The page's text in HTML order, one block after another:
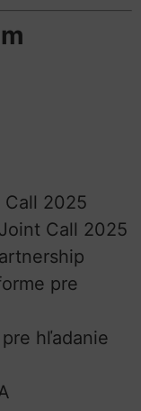
2025
Call 2025
pre
hľadanie